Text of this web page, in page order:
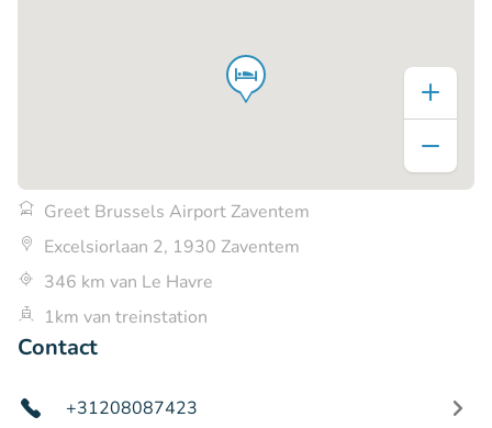
Greet Brussels Airport Zaventem
Excelsiorlaan 2, 1930 Zaventem
346 km van Le Havre
1km van treinstation
Contact
+31208087423